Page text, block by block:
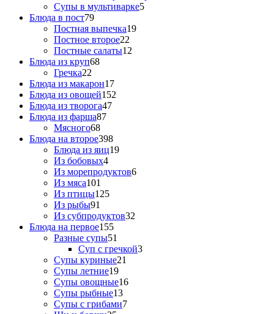
Супы в мультиварке5
Блюда в пост79
Постная выпечка19
Постное второе22
Постные салаты12
Блюда из круп68
Гречка22
Блюда из макарон17
Блюда из овощей152
Блюда из творога47
Блюда из фарша87
Мясного68
Блюда на второе398
Блюда из яиц19
Из бобовых4
Из морепродуктов6
Из мяса101
Из птицы125
Из рыбы91
Из субпродуктов32
Блюда на первое155
Разные супы51
Суп с гречкой3
Супы куриные21
Супы летние19
Супы овощные16
Супы рыбные13
Супы с грибами7